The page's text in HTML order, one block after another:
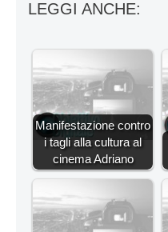
LEGGI ANCHE:
Manifestazione contro
i tagli alla cultura al
cinema Adriano